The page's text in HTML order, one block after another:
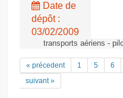
Date de
dépôt :
03/02/2009
transports aériens -
« précedent 1 5 6
suivant »